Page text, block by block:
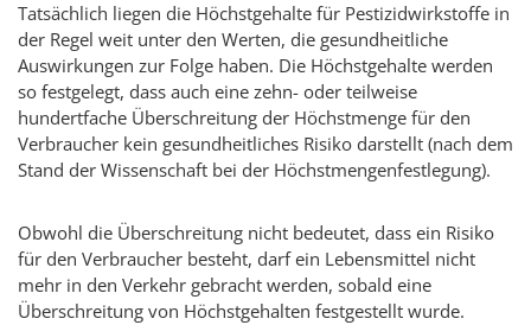
Tatsächlich liegen die Höchstgehalte für Pestizidwirkstoffe in
der Regel weit unter den Werten, die gesundheitliche
Auswirkungen zur Folge haben. Die Höchstgehalte werden
so festgelegt, dass auch eine zehn- oder teilweise
hundertfache Überschreitung der Höchstmenge für den
Verbraucher kein gesundheitliches Risiko darstellt (nach dem
Stand der Wissenschaft bei der Höchstmengenfestlegung).
Obwohl die Überschreitung nicht bedeutet, dass ein Risiko
für den Verbraucher besteht, darf ein Lebensmittel nicht
mehr in den Verkehr gebracht werden, sobald eine
Überschreitung von Höchstgehalten festgestellt wurde.